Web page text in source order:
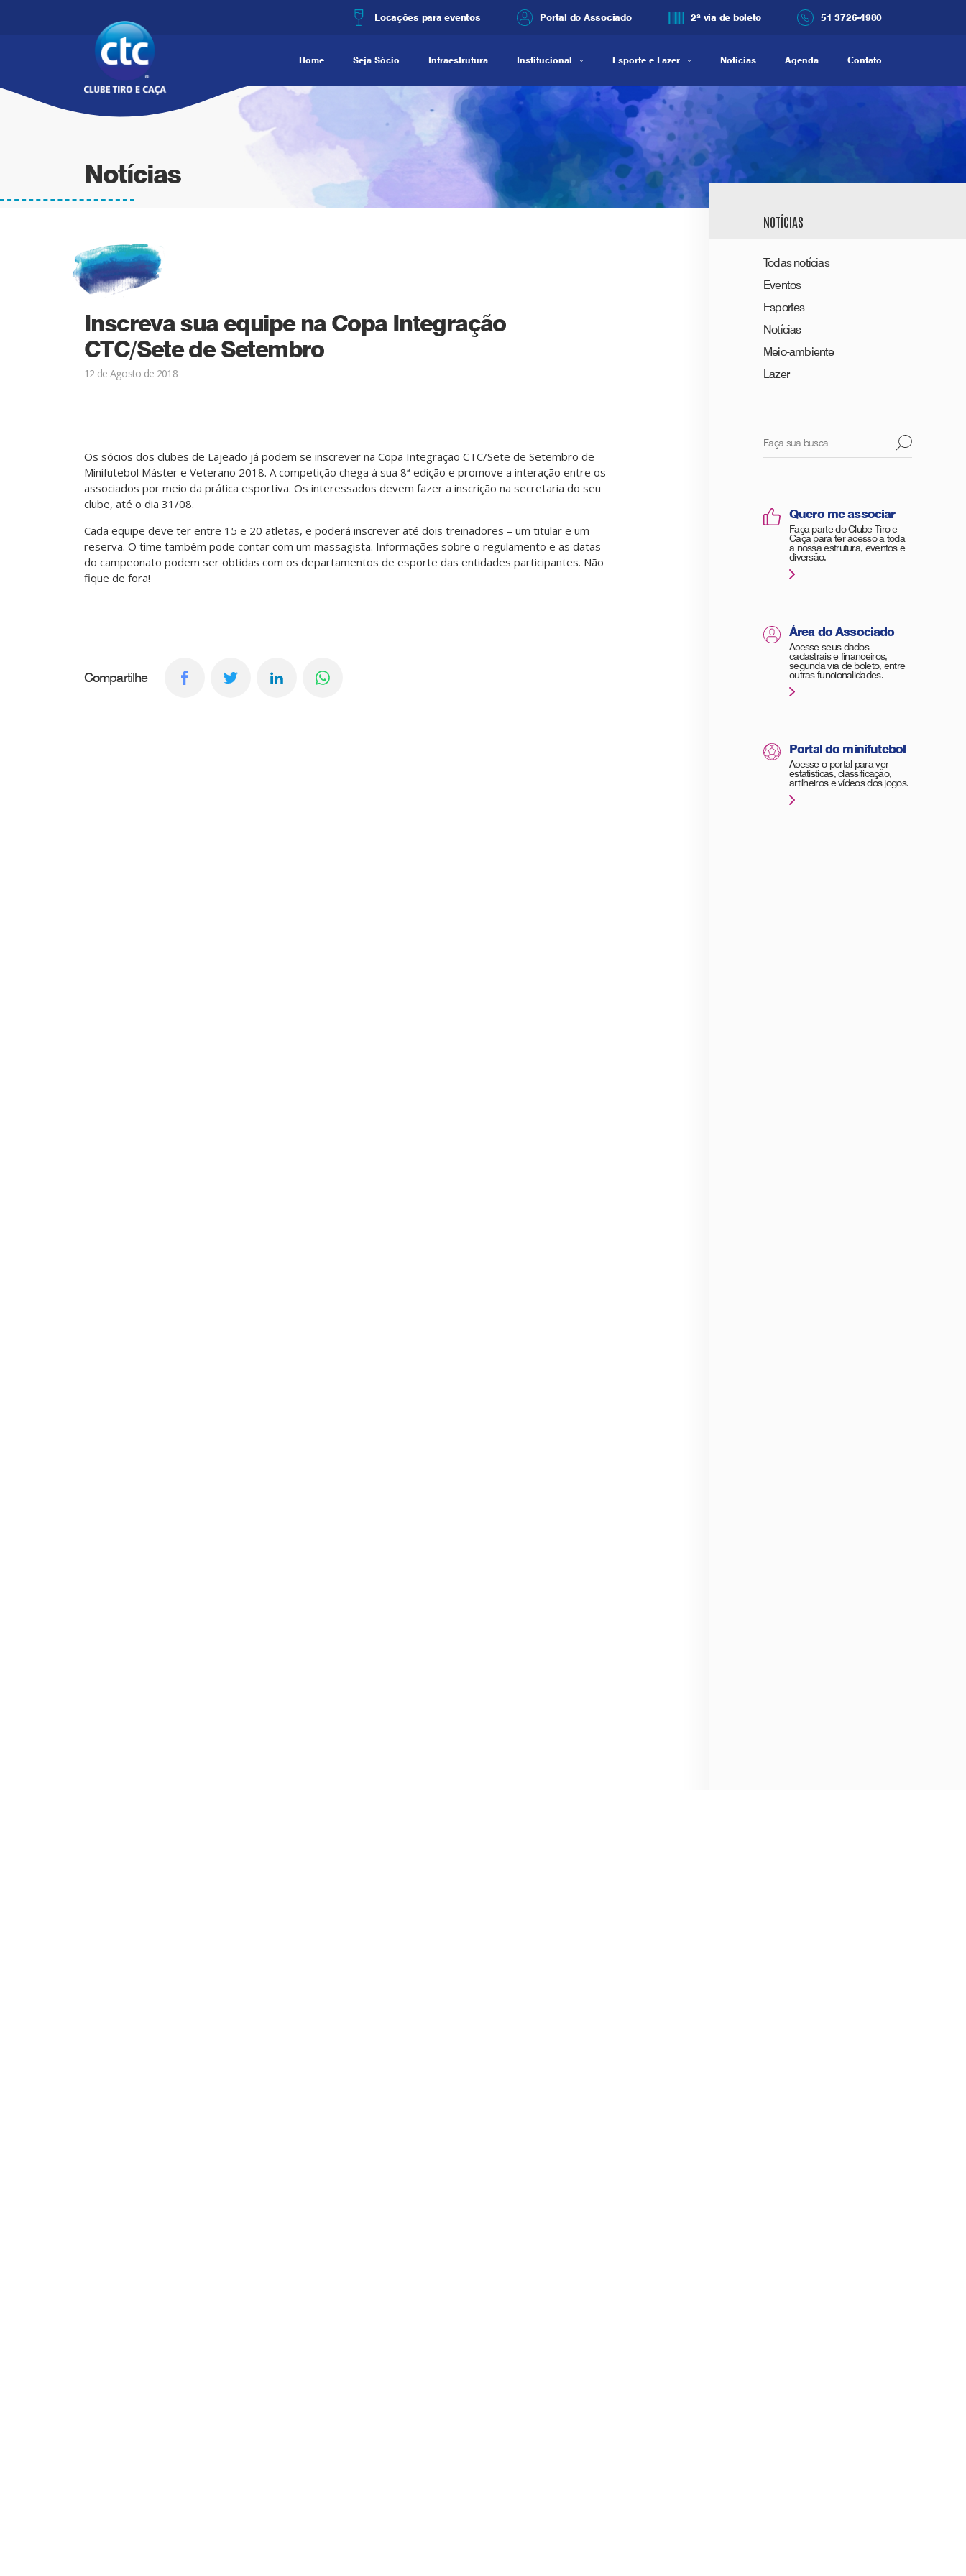
Locações para eventos Portal do Associado 2ª via de boleto 51 3726-4980
Home Seja Sócio Infraestrutura Institucional Esporte e Lazer Notícias Agenda Contato
Notícias
Inscreva sua equipe na Copa Integração
CTC/Sete de Setembro
12 de Agosto de 2018
Os sócios dos clubes de Lajeado já podem se inscrever na Copa Integração CTC/Sete de Setembro de
Minifutebol Máster e Veterano 2018. A competição chega à sua 8ª edição e promove a interação entre os
associados por meio da prática esportiva. Os interessados devem fazer a inscrição na secretaria do seu
clube, até o dia 31/08.
Cada equipe deve ter entre 15 e 20 atletas, e poderá inscrever até dois treinadores – um titular e um
reserva. O time também pode contar com um massagista. Informações sobre o regulamento e as datas
do campeonato podem ser obtidas com os departamentos de esporte das entidades participantes. Não
fique de fora!
Compartilhe
NOTÍCIAS
Todas notícias
Eventos
Esportes
Notícias
Meio-ambiente
Lazer
Quero me associar
Faça parte do Clube Tiro e
Caça para ter acesso a toda
a nossa estrutura, eventos e
diversão.
Área do Associado
Acesse seus dados
cadastrais e financeiros,
segunda via de boleto, entre
outras funcionalidades.
Portal do minifutebol
Acesse o portal para ver
estatísticas, classificação,
artilheiros e vídeos dos jogos.